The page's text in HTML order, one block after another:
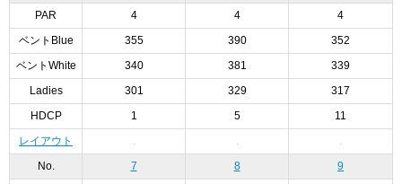
PAR 4 4 4
ベントBlue 355 390 352
ベントWhite 340 381 339
Ladies 301 329 317
HDCP 1 5 11
レイアウト
No. 7 8 9